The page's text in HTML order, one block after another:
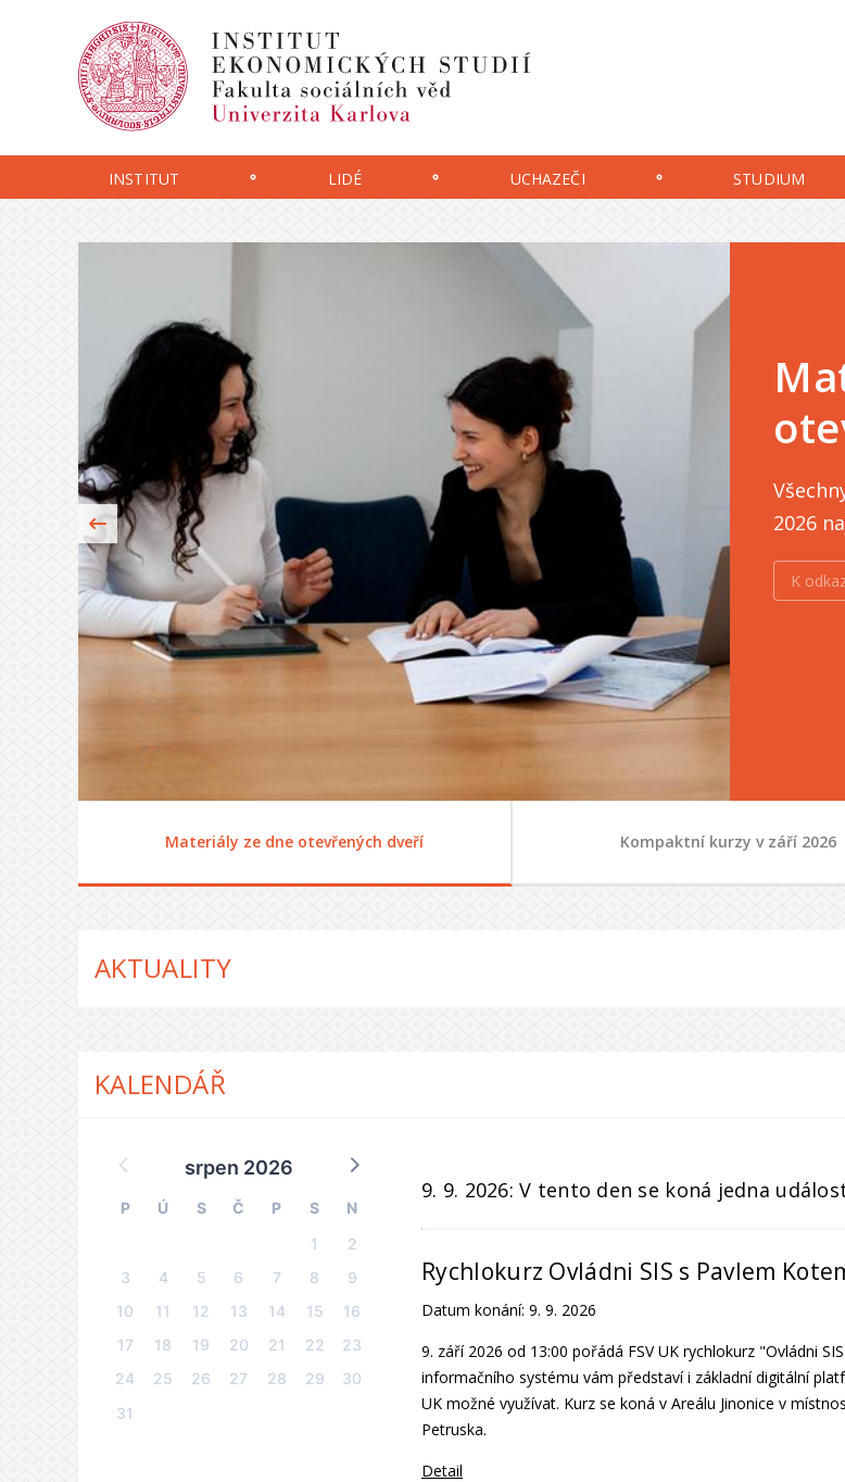
INSTITUT LIDÉ UCHAZEČI STUDIUM
2026
K
Materiály ze dne otevřených dveří Kompaktní kurzy v září 2026
AKTUALITY
KALENDÁŘ
srpen 2026
P Ú S Č P S
N
1
2
3
4 5 6 7 8
9
10
11 12 13 14 15
16
17
18 19 20 21 22
23
24
25 26 27 28 29
30
31
9. 9. 2026: V tento den se koná jedna
Rychlokurz Ovládni SIS s Pavlem
Datum konání: 9. 9. 2026
9. září 2026 od 13:00 pořádá FSV UK rychlokurz "Ovládni
informačního systému vám představí i základní digitální
UK možné využívat. Kurz se koná v Areálu Jinonice v
Petruska.
Detail